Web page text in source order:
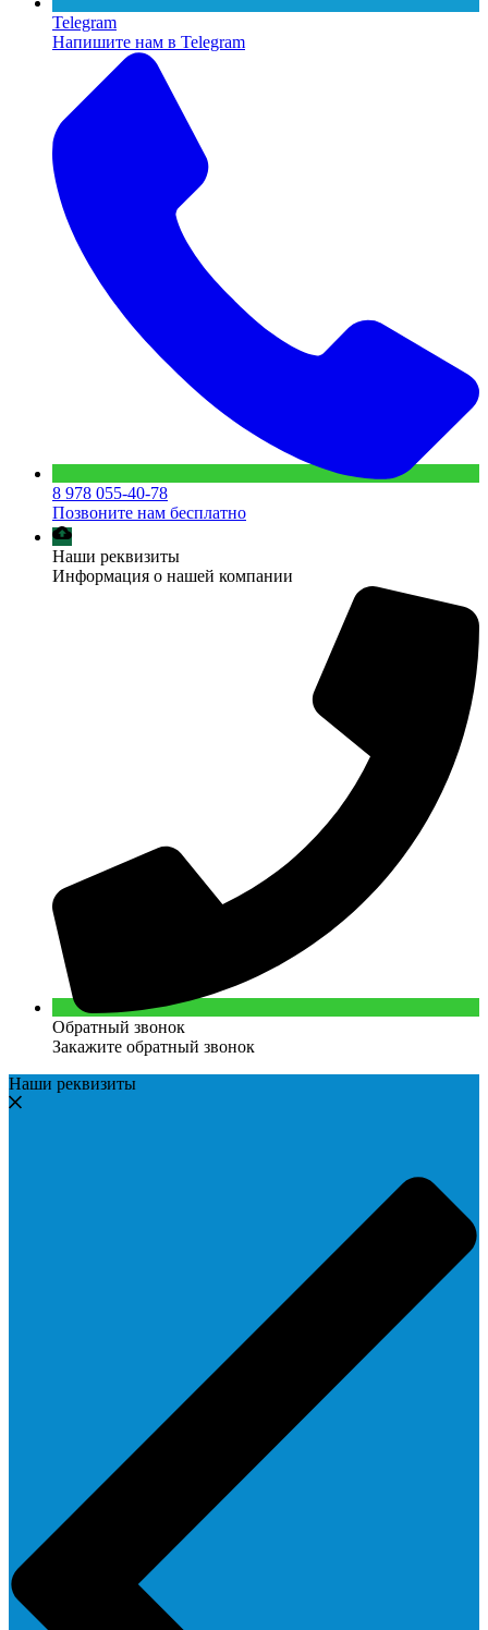
Telegram
Напишите нам в Telegram
8 978 055-40-78
Позвоните нам бесплатно
Наши реквизиты
Информация о нашей компании
Обратный звонок
Закажите обратный звонок
Наши реквизиты